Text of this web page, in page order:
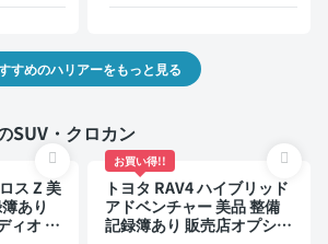
すめのハリアーをもっと見る
SUV・クロカン
ス Z 美
あり
ィオ ※
お買い得!!
トヨタ RAV4 ハイブリッド
アドベンチャー 美品 整備
記録簿あり 販売店オプショ